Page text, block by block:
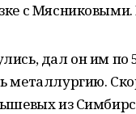
с Мясниковыми.
дал он им по
металлургию.
из